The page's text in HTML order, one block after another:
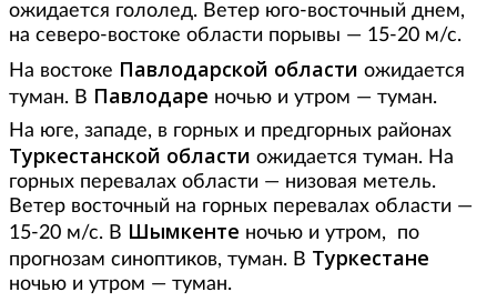
ожидается гололед. Ветер юго-восточный днем,
на северо-востоке области порывы — 15-20 м/с.
На востоке Павлодарской области ожидается
туман. В Павлодаре ночью и утром — туман.
На юге, западе, в горных и предгорных районах
Туркестанской области ожидается туман. На
горных перевалах области — низовая метель.
Ветер восточный на горных перевалах области —
15-20 м/с. В Шымкенте ночью и утром, по
прогнозам синоптиков, туман. В Туркестане
ночью и утром — туман.